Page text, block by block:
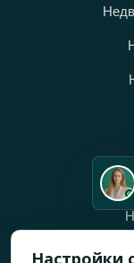
Настройки